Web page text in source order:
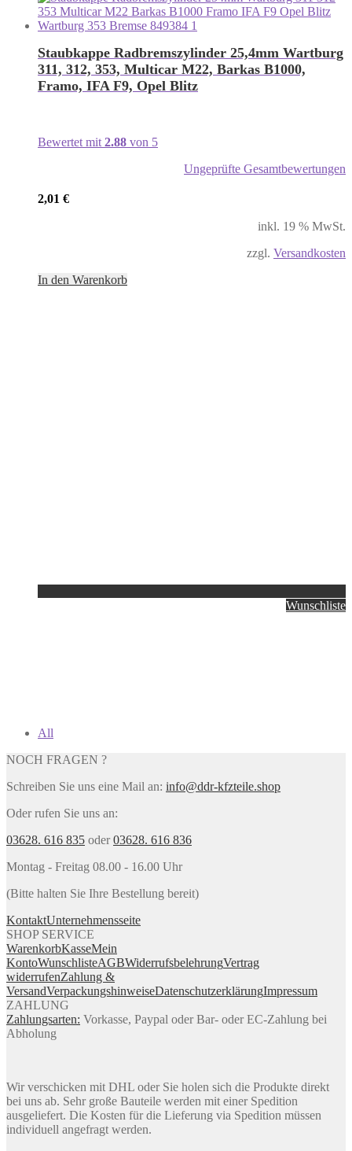
Staubkappe Radbremszylinder 25,4mm Wartburg
311, 312, 353, Multicar M22, Barkas B1000,
Framo, IFA F9, Opel Blitz
Bewertet mit 2.88 von 5
Ungeprüfte Gesamtbewertungen
2,01 €
inkl. 19 % MwSt.
zzgl. Versandkosten
In den Warenkorb
Wunschliste
All
NOCH FRAGEN ?
Schreiben Sie uns eine Mail an: info@ddr-kfzteile.shop
Oder rufen Sie uns an:
03628. 616 835 oder03628. 616 836
Montag - Freitag 08.00 - 16.00 Uhr
(Bitte halten Sie Ihre Bestellung bereit)
KontaktUnternehmensseite
SHOP SERVICE
WarenkorbKasseMein
KontoWunschlisteAGBWiderrufsbelehrungVertrag
widerrufenZahlung &
VersandVerpackungshinweiseDatenschutzerklärungImpressum
ZAHLUNG
Zahlungsarten: Vorkasse, Paypal oder Bar- oder EC-Zahlung bei
Abholung
Wir verschicken mit DHL oder Sie holen sich die Produkte direkt
bei uns ab. Sehr große Bauteile werden mit einer Spedition
ausgeliefert. Die Kosten für die Lieferung via Spedition müssen
individuell angefragt werden.